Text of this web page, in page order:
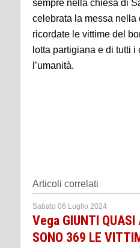
sempre nella chiesa di
celebrata la messa nella
ricordate le vittime del
lotta partigiana e di tutti
l’umanità.
Articoli correlati
Sabato 06 Luglio 2024
Vega GIUNTI QUASI
SONO 369 LE